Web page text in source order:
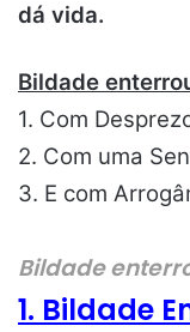
dá vida.
Bildade
1. Com
2. Com uma
3. E com
Bildade
1. Bildade